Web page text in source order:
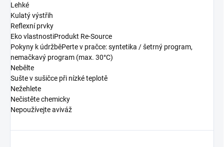
Lehké
Kulatý výstřih
Reflexní prvky
Eko vlastnostiProdukt Re-Source
Pokyny k údržběPerte v pračce: syntetika / šetrný program,
nemačkavý program (max. 30°C)
Nebělte
Sušte v sušičce při nízké teplotě
Nežehlete
Nečistěte chemicky
Nepoužívejte aviváž